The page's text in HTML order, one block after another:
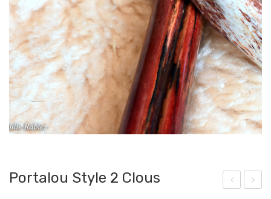
Portalou Style 2 Clous